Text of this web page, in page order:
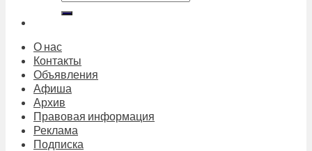
О нас
Контакты
Объявления
Афиша
Архив
Правовая информация
Реклама
Подписка